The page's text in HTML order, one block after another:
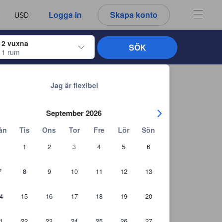
USD Logga in Skapa konto
välja
2 vuxna
1 rum
för att navigera genom in- och utcheckningsdatumen. När du
Jag är flexibel
September 2026
Tis Ons Tor Fre Lör Sön
1 2 3 4 5 6
8 9 10 11 12 13
15 16 17 18 19 20
SÖK
du ser är därför alltid autentiska.